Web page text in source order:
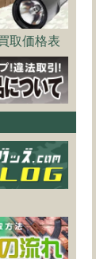
取価格表